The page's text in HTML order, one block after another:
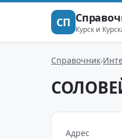
СП Курск и
Справочник
Адрес